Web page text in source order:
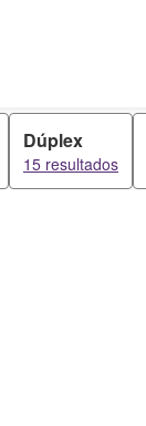
Dúplex
15 resultados